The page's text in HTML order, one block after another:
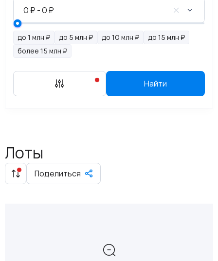
до 1 млн ₽ до 5 млн ₽ до 10 млн ₽
до 15 млн ₽
более 15 млн ₽
Найти
Лоты
Поделиться